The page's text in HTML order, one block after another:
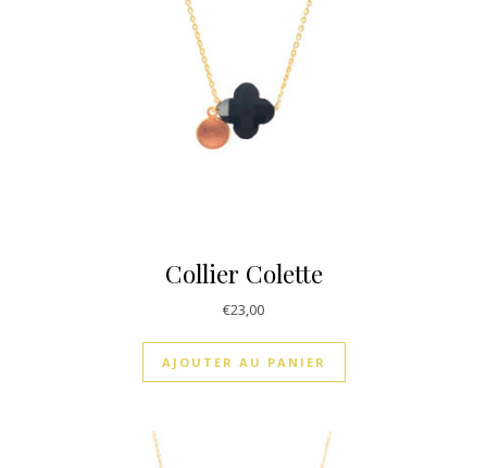
Collier Colette
€23,00
AJOUTER AU PANIER